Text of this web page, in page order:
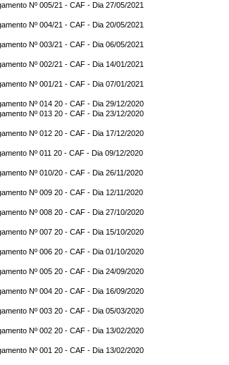
Nº 005/21 - CAF - Dia 27/05/2021
Nº 004/21 - CAF - Dia 20/05/2021
Nº 003/21 - CAF - Dia 06/05/2021
Nº 002/21 - CAF - Dia 14/01/2021
Nº 001/21 - CAF - Dia 07/01/2021
Nº 014 20 - CAF - Dia 29/12/2020
Nº 013 20 - CAF - Dia 23/12/2020
Nº 012 20 - CAF - Dia 17/12/2020
Nº 011 20 - CAF - Dia 09/12/2020
Nº 010/20 - CAF - Dia 26/11/2020
Nº 009 20 - CAF - Dia 12/11/2020
Nº 008 20 - CAF - Dia 27/10/2020
Nº 007 20 - CAF - Dia 15/10/2020
Nº 006 20 - CAF - Dia 01/10/2020
Nº 005 20 - CAF - Dia 24/09/2020
Nº 004 20 - CAF - Dia 16/09/2020
Nº 003 20 - CAF - Dia 05/03/2020
Nº 002 20 - CAF - Dia 13/02/2020
Nº 001 20 - CAF - Dia 13/02/2020